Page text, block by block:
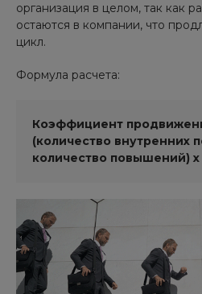
организация в целом, так как
остаются в компании, что
цикл.
Формула расчета:
Коэффициент
(количество
количество повышений) х